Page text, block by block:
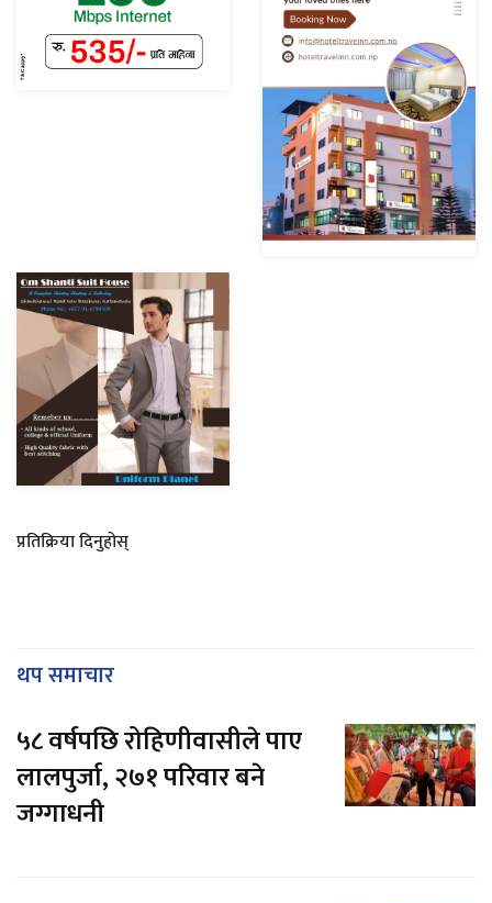
प्रतिक्रिया दिनुहोस्
थप समाचार
५८ वर्षपछि रोहिणीवासीले पाए
लालपुर्जा, २७१ परिवार बने
जग्गाधनी